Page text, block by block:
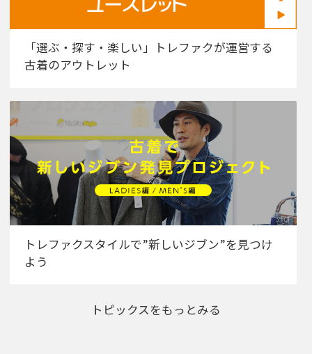
「選ぶ・探す・楽しい」トレファクが運営する
古着のアウトレット
トレファクスタイルで”新しいジブン”を見つけ
よう
トピックスをもっとみる